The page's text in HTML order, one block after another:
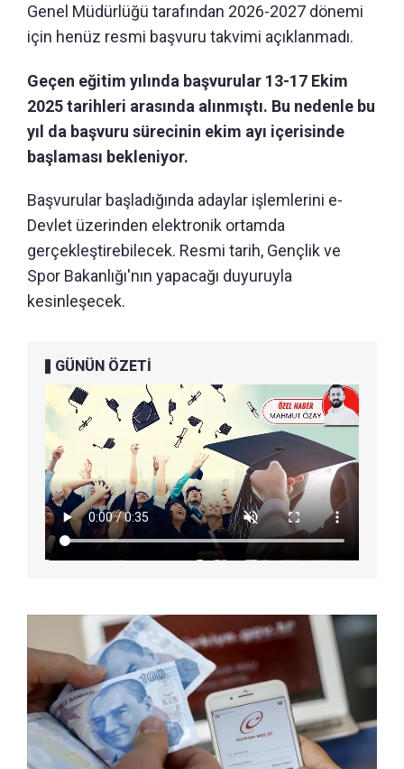
Genel Müdürlüğü tarafından 2026-2027 dönemi
için henüz resmi başvuru takvimi açıklanmadı.
Geçen eğitim yılında başvurular 13-17 Ekim
2025 tarihleri arasında alınmıştı. Bu nedenle bu
yıl da başvuru sürecinin ekim ayı içerisinde
başlaması bekleniyor.
Başvurular başladığında adaylar işlemlerini e-
Devlet üzerinden elektronik ortamda
gerçekleştirebilecek. Resmi tarih, Gençlik ve
Spor Bakanlığı'nın yapacağı duyuruyla
kesinleşecek.
GÜNÜN ÖZETİ